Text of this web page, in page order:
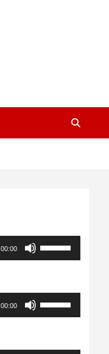
00:00
pour
augmenter
ou
00:00
pour